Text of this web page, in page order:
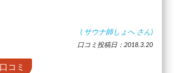
( サウナ師しょへ さん)
口コミ投稿日：2018.3.20
コミ